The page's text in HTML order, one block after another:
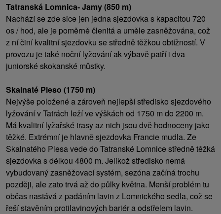
Tatranská Lomnica- Jamy (850 m)
Nachází se zde sice jen jedna sjezdovka s kapacitou 720
os / hod, ale je poměrně členitá a uměle zasněžována, což
z ní činí kvalitní sjezdovku se středně těžkou obtížností. V
provozu je také noční lyžování ak výbavě patří i dva
juniorské skokanské můstky.
Skalnaté Pleso (1750 m)
Nejvýše položené a zároveň nejlepší středisko sjezdového
lyžování v Tatrách leží ve výškách od 1750 m do 2200 m.
Má kvalitní lyžařské trasy az nich jsou dvě hodnoceny jako
těžké. Extrémní je hlavně sjezdovka Francie mudla. Ze
Skalnatého Plesa vede do Tatranské Lomnice středně těžká
sjezdovka s délkou 4800 m. Jelikož středisko nemá
vybudovaný zasněžovací systém, sezóna začíná trochu
později, ale zato trvá až do půlky května. Menší problém tu
občas nastává z padáním lavin z Lomnického sedla, což se
řeší stavěním protilavinových bariér a odstřelem lavin.